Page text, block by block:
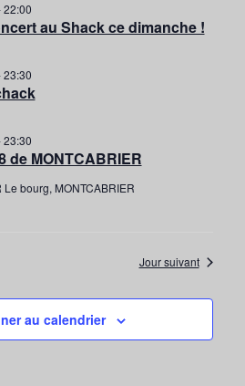
au Shack ce dimanche !
22:00
23:30
de MONTCABRIER
23:30
Le bourg, MONTCABRIER
Jour suivant
au calendrier